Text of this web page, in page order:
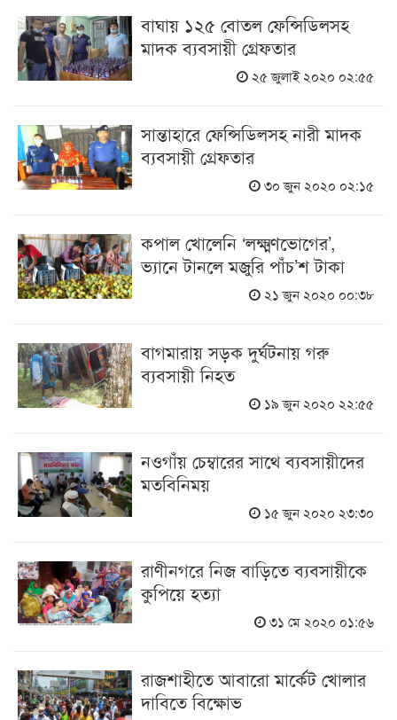
বাঘায় ১২৫ বোতল ফেন্সিডিলসহ
মাদক ব্যবসায়ী গ্রেফতার
২৫ জুলাই ২০২০ ০২:৫৫
সান্তাহারে ফেন্সিডিলসহ নারী মাদক
ব্যবসায়ী গ্রেফতার
৩০ জুন ২০২০ ০২:১৫
কপাল খোলেনি ‘লক্ষ্মণভোগের’,
ভ্যানে টানলে মজুরি পাঁচ’শ টাকা
২১ জুন ২০২০ ০০:৩৮
বাগমারায় সড়ক দুর্ঘটনায় গরু
ব্যবসায়ী নিহত
১৯ জুন ২০২০ ২২:৫৫
নওগাঁয় চেম্বারের সাথে ব্যবসায়ীদের
মতবিনিময়
১৫ জুন ২০২০ ২৩:৩০
রাণীনগরে নিজ বাড়িতে ব্যবসায়ীকে
কুপিয়ে হত্যা
৩১ মে ২০২০ ০১:৫৬
রাজশাহীতে আবারো মার্কেট খোলার
দাবিতে বিক্ষোভ